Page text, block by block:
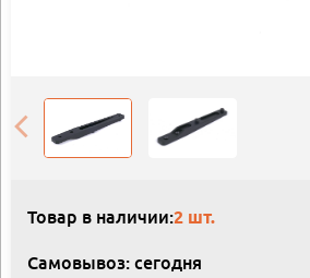
Товар в наличии:2 шт.
Самовывоз: сегодня